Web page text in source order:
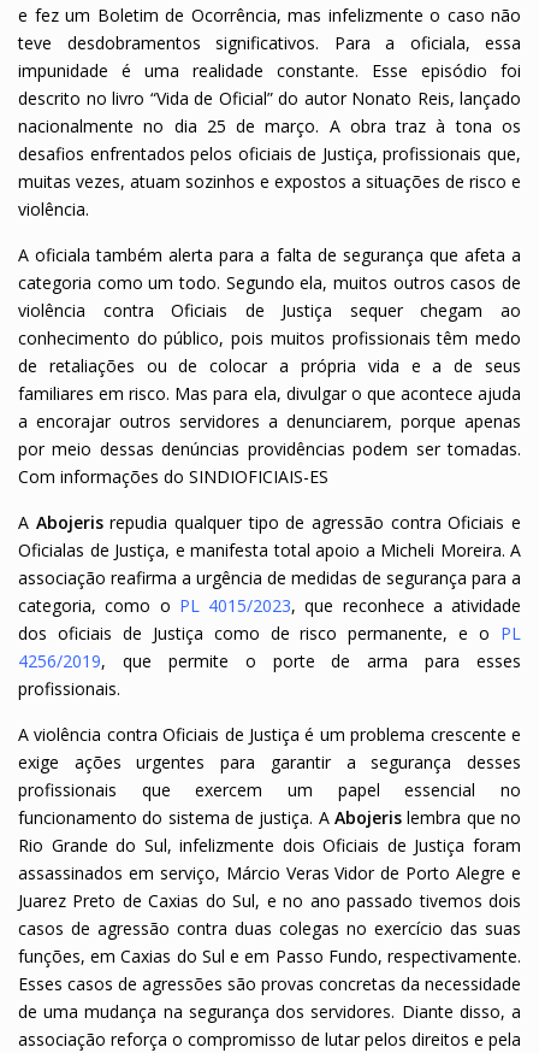
e fez um Boletim de Ocorrência, mas infelizmente o caso não
teve desdobramentos significativos. Para a oficiala, essa
impunidade é uma realidade constante. Esse episódio foi
descrito no livro “Vida de Oficial” do autor Nonato Reis, lançado
nacionalmente no dia 25 de março. A obra traz à tona os
desafios enfrentados pelos oficiais de Justiça, profissionais que,
muitas vezes, atuam sozinhos e expostos a situações de risco e
violência.
A oficiala também alerta para a falta de segurança que afeta a
categoria como um todo. Segundo ela, muitos outros casos de
violência contra Oficiais de Justiça sequer chegam ao
conhecimento do público, pois muitos profissionais têm medo
de retaliações ou de colocar a própria vida e a de seus
familiares em risco. Mas para ela, divulgar o que acontece ajuda
a encorajar outros servidores a denunciarem, porque apenas
por meio dessas denúncias providências podem ser tomadas.
Com informações do SINDIOFICIAIS-ES
A Abojerisrepudia qualquer tipo de agressão contra Oficiais e
Oficialas de Justiça, e manifesta total apoio a Micheli Moreira. A
associação reafirma a urgência de medidas de segurança para a
categoria, como o PL 4015/2023, que reconhece a atividade
dos oficiais de Justiça como de risco permanente, e o PL
4256/2019, que permite o porte de arma para esses
profissionais.
A violência contra Oficiais de Justiça é um problema crescente e
exige ações urgentes para garantir a segurança desses
profissionais que exercem um papel essencial no
funcionamento do sistema de justiça. A Abojerislembra que no
Rio Grande do Sul, infelizmente dois Oficiais de Justiça foram
assassinados em serviço, Márcio Veras Vidor de Porto Alegre e
Juarez Preto de Caxias do Sul, e no ano passado tivemos dois
casos de agressão contra duas colegas no exercício das suas
funções, em Caxias do Sul e em Passo Fundo, respectivamente.
Esses casos de agressões são provas concretas da necessidade
de uma mudança na segurança dos servidores. Diante disso, a
associação reforça o compromisso de lutar pelos direitos e pela